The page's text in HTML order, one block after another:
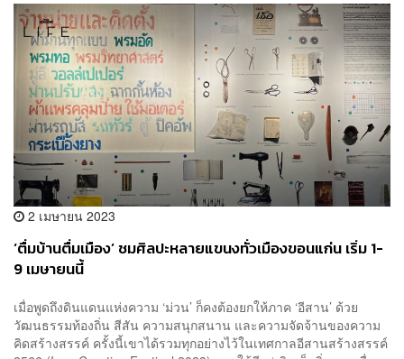
2 เมษายน 2023
‘ตื่มบ้านตื่มเมือง’ ชมศิลปะหลายแขนงทั่วเมืองขอนแก่น เริ่ม 1-
9 เมษายนนี้
เมื่อพูดถึงดินแดนแห่งความ ‘ม่วน’ ก็คงต้องยกให้ภาค ‘อีสาน’ ด้วย
วัฒนธรรมท้องถิ่น สีสัน ความสนุกสนาน และความจัดจ้านของความ
คิดสร้างสรรค์ ครั้งนี้เขาได้รวมทุกอย่างไว้ในเทศกาลอีสานสร้างสรรค์